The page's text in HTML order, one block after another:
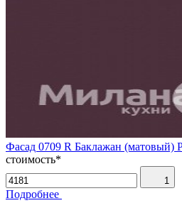
Фасад 0709 R Баклажан (матовый)
стоимость*
1
Подробнее